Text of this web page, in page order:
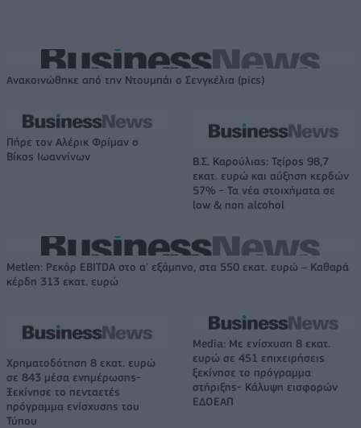
Ανακοινώθηκε από την Ντουμπάι ο Σενγκέλια (pics)
Πήρε τον Αλέρικ Φρίμαν ο
Βίκος Ιωαννίνων
Β.Σ. Καρούλιας: Τζίρος 98,7
εκατ. ευρώ και αύξηση κερδών
57% - Τα νέα στοιχήματα σε
low & non alcohol
Metlen: Ρεκόρ EBITDA στο α' εξάμηνο, στα 550 εκατ. ευρώ – Καθαρά
κέρδη 313 εκατ. ευρώ
Χρηματοδότηση 8 εκατ. ευρώ
σε 843 μέσα ενημέρωσης-
Ξεκίνησε το πενταετές
πρόγραμμα ενίσχυσης του
Τύπου
Media: Με ενίσχυση 8 εκατ.
ευρώ σε 451 επιχειρήσεις
ξεκίνησε το πρόγραμμα
στήριξης- Κάλυψη εισφορών
ΕΔΟΕΑΠ